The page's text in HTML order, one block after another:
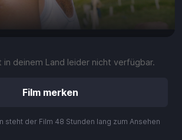
Einlösen
fullscreen
in deinem Land leider nicht verfügbar.
steht der Film 48 Stunden lang zum Ansehen